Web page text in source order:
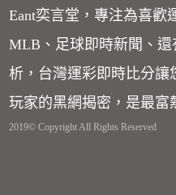
Eant奕言堂，專注為喜歡
MLB、足球即時新聞、
析，台灣運彩即時比分
玩家的黑網揭密，是最富
2019© Copyright All Rights Reserved